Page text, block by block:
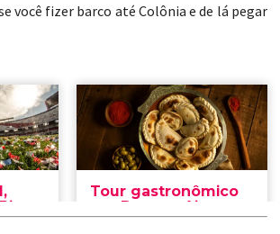
você fizer barco até Colônia e de lá pegar